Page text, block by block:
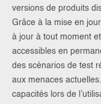
versions de produits
Grâce à la mise en
à jour à tout moment
accessibles en
des scénarios de test
aux menaces
capacités lors de